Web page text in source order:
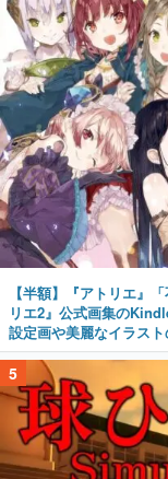
【半額】『アトリエ』
リエ2』公式画集の
設定画や美麗なイラス